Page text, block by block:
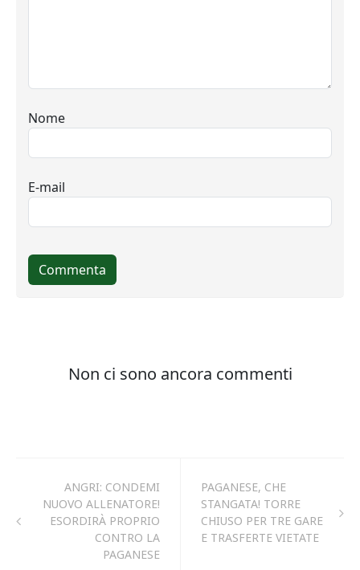
ANGRI: CONDEMI
NUOVO ALLENATORE!
ESORDIRÀ PROPRIO
CONTRO LA
PAGANESE
PAGANESE, CHE
STANGATA! TORRE
CHIUSO PER TRE GARE
E TRASFERTE VIETATE